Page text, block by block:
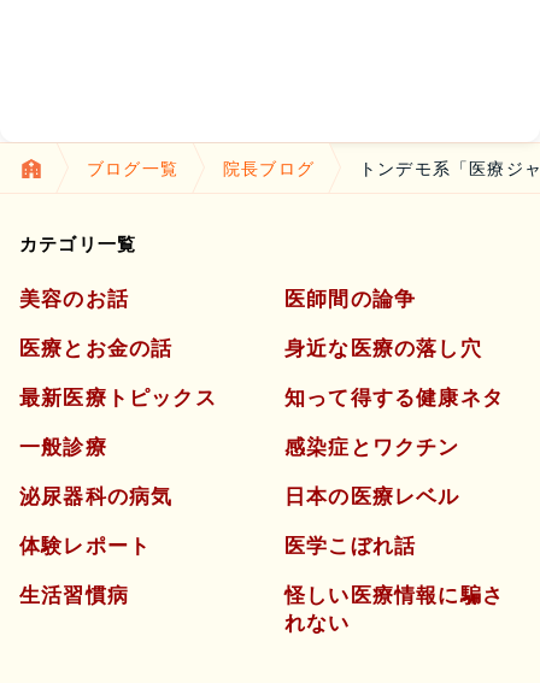
ブログ一覧 院長ブログ トンデモ系「医療ジ
カテゴリ一覧
美容のお話
医療とお金の話
最新医療トピックス
一般診療
泌尿器科の病気
体験レポート
生活習慣病
医師間の論争
身近な医療の落し穴
知って得する健康ネタ
感染症とワクチン
日本の医療レベル
医学こぼれ話
怪しい医療情報に騙さ
れない